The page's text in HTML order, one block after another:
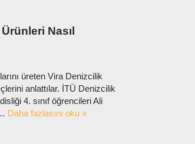
Nasıl
üreten Vira Denizcilik
anlattılar. İTÜ Denizcilik
4. sınıf öğrencileri Ali
Daha fazlasını oku »